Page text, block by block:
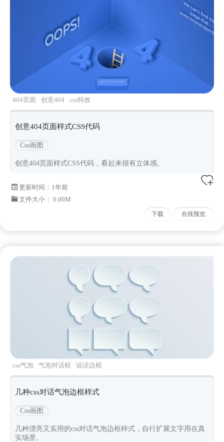
404页面 创意404 css特效
创意404页面样式CSS代码
Css画图
创意404页面样式CSS代码，看起来很有立体感。
更新时间： 1年前
文件大小： 0.00M
下载 在线预览
css气泡 气泡对话框 说话边框
几种css对话气泡边框样式
Css画图
几种漂亮又实用的css对话气泡边框样式，自行扩展文字用在真
实场景。